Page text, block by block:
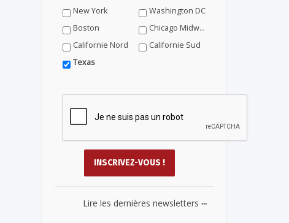
New York
Washington DC
Boston
Chicago Midwest
Californie Nord
Californie Sud
Texas
Lire les dernières newsletters ...